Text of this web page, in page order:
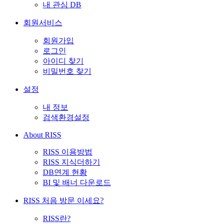
내 관심 DB
회원서비스
회원가입
로그인
아이디 찾기
비밀번호 찾기
설정
내 정보
검색환경설정
About RISS
RISS 이용방법
RISS 지식더하기
DB연계 현황
BI 및 배너 다운로드
RISS 처음 방문 이세요?
RISS란?